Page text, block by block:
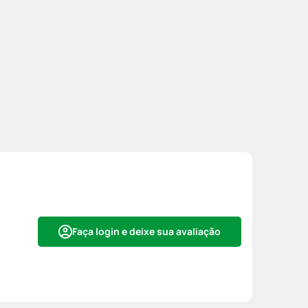
Faça login e deixe sua avaliação